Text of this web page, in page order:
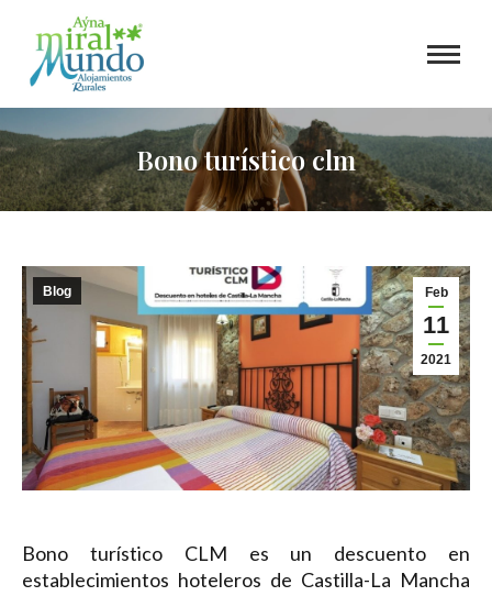
Bono turístico clm
Feb
11
2021
Blog
Bono turístico CLM es un descuento en
establecimientos hoteleros de Castilla-La Mancha